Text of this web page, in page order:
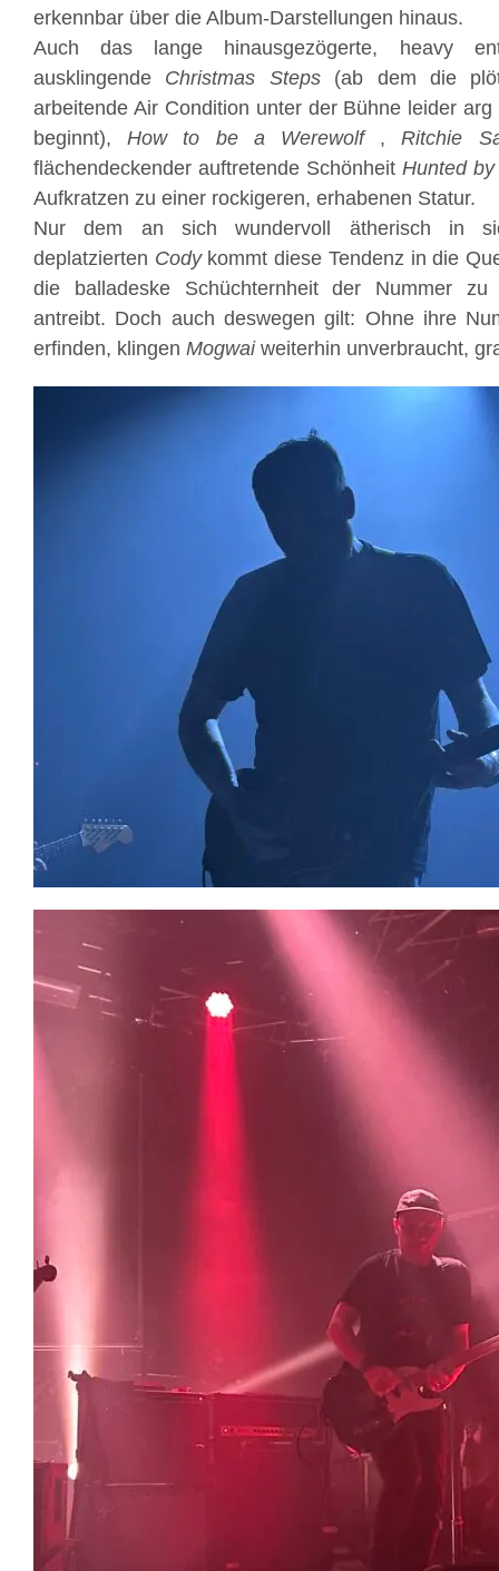
erkennbar über die Album-Darstellungen hinaus.
Auch das lange hinausgezögerte, heavy
ausklingende Christmas Steps(ab dem die
arbeitende Air Condition unter der Bühne leider
beginnt),How to be a Werewolf,Ritchie
flächendeckender auftretende Schönheit Hunted
Aufkratzen zu einer rockigeren, erhabenen Statur.
Nur dem an sich wundervoll ätherisch in
deplatzierten Codykommt diese Tendenz in die
die balladeske Schüchternheit der Nummer
antreibt. Doch auch deswegen gilt: Ohne ihre
erfinden, klingen Mogwaiweiterhin unverbraucht,